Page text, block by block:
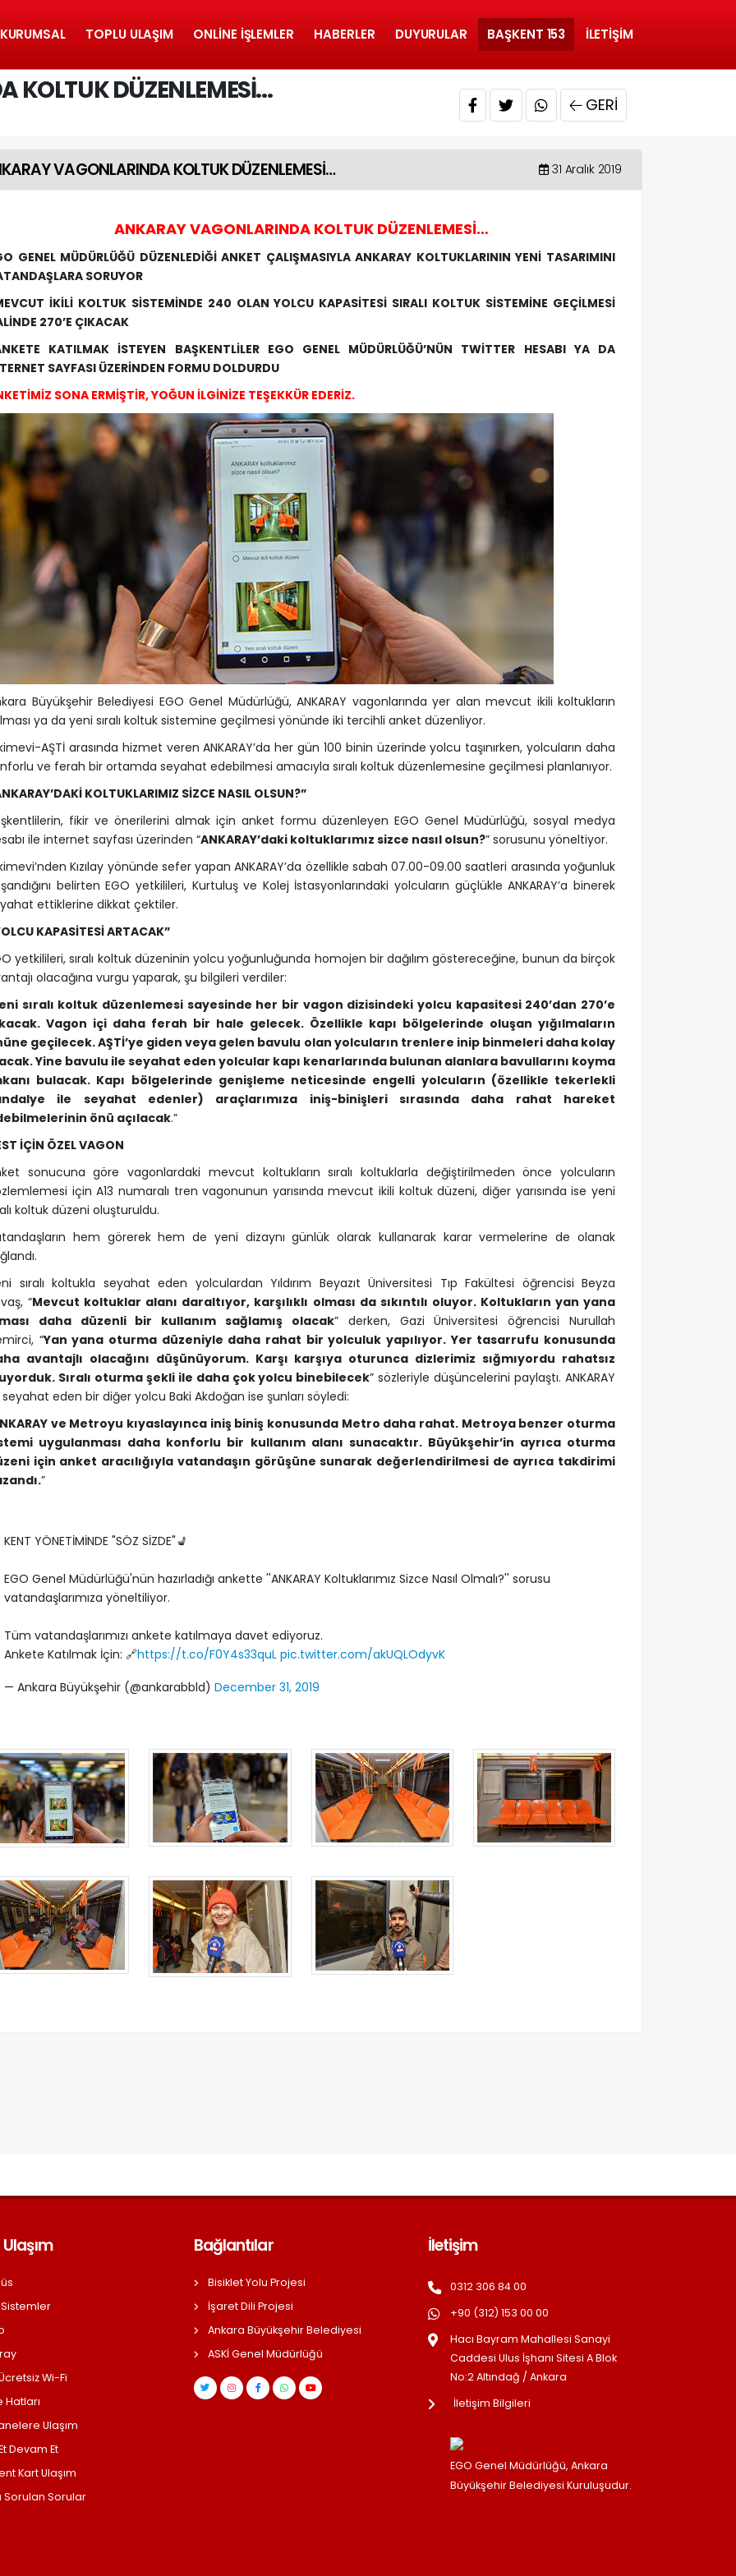
KURUMSAL TOPLU ULAŞIM ONLINE İŞLEMLER HABERLER DUYURULAR BAŞKENT 153 İLETIŞIM
KOLTUK DÜZENLEMESİ… GERI
VAGONLARINDA KOLTUK DÜZENLEMESİ… 31 Aralık 2019
ANKARAY VAGONLARINDA KOLTUK DÜZENLEMESİ…
GENEL MÜDÜRLÜĞÜ DÜZENLEDİĞİ ANKET ÇALIŞMASIYLA ANKARAY KOLTUKLARININ YENİ TASARIMINI
SORUYOR
İKİLİ KOLTUK SİSTEMİNDE 240 OLAN YOLCU KAPASİTESİ SIRALI KOLTUK SİSTEMİNE GEÇİLMESİ
270’E ÇIKACAK
KATILMAK İSTEYEN BAŞKENTLİLER EGO GENEL MÜDÜRLÜĞÜ’NÜN TWİTTER HESABI YA DA
SAYFASI ÜZERİNDEN FORMU DOLDURDU
SONA ERMİŞTİR, YOĞUN İLGİNİZE TEŞEKKÜR EDERİZ.
Büyükşehir Belediyesi EGO Genel Müdürlüğü, ANKARAY vagonlarında yer alan mevcut ikili koltukların
ya da yeni sıralı koltuk sistemine geçilmesi yönünde iki tercihli anket düzenliyor.
AŞTİ arasında hizmet veren ANKARAY’da her gün 100 binin üzerinde yolcu taşınırken, yolcuların daha
ve ferah bir ortamda seyahat edebilmesi amacıyla sıralı koltuk düzenlemesine geçilmesi planlanıyor.
KOLTUKLARIMIZ SİZCE NASIL OLSUN?”
fikir ve önerilerini almak için anket formu düzenleyen EGO Genel Müdürlüğü, sosyal medya
ile internet sayfası üzerinden “ANKARAY’daki koltuklarımız sizce nasıl olsun?” sorusunu yöneltiyor.
Kızılay yönünde sefer yapan ANKARAY’da özellikle sabah 07.00-09.00 saatleri arasında yoğunluk
belirten EGO yetkilileri, Kurtuluş ve Kolej İstasyonlarındaki yolcuların güçlükle ANKARAY’a binerek
ettiklerine dikkat çektiler.
KAPASİTESİ ARTACAK”
yetkilileri, sıralı koltuk düzeninin yolcu yoğunluğunda homojen bir dağılım göstereceğine, bunun da birçok
olacağına vurgu yaparak, şu bilgileri verdiler:
sıralı koltuk düzenlemesi sayesinde her bir vagon dizisindeki yolcu kapasitesi 240’dan 270’e
Vagon içi daha ferah bir hale gelecek. Özellikle kapı bölgelerinde oluşan yığılmaların
geçilecek. AŞTİ’ye giden veya gelen bavulu olan yolcuların trenlere inip binmeleri daha kolay
Yine bavulu ile seyahat eden yolcular kapı kenarlarında bulunan alanlara bavullarını koyma
bulacak. Kapı bölgelerinde genişleme neticesinde engelli yolcuların (özellikle tekerlekli
ile seyahat edenler) araçlarımıza iniş-binişleri sırasında daha rahat hareket
önü açılacak.”
İÇİN ÖZEL VAGON
sonucuna göre vagonlardaki mevcut koltukların sıralı koltuklarla değiştirilmeden önce yolcuların
için A13 numaralı tren vagonunun yarısında mevcut ikili koltuk düzeni, diğer yarısında ise yeni
koltuk düzeni oluşturuldu.
hem görerek hem de yeni dizaynı günlük olarak kullanarak karar vermelerine de olanak
sıralı koltukla seyahat eden yolculardan Yıldırım Beyazıt Üniversitesi Tıp Fakültesi öğrencisi Beyza
“Mevcut koltuklar alanı daraltıyor, karşılıklı olması da sıkıntılı oluyor. Koltukların yan yana
daha düzenli bir kullanım sağlamış olacak” derken, Gazi Üniversitesi öğrencisi Nurullah
“Yan yana oturma düzeniyle daha rahat bir yolculuk yapılıyor. Yer tasarrufu konusunda
avantajlı olacağını düşünüyorum. Karşı karşıya oturunca dizlerimiz sığmıyordu rahatsız
Sıralı oturma şekli ile daha çok yolcu binebilecek” sözleriyle düşüncelerini paylaştı. ANKARAY
eden bir diğer yolcu Baki Akdoğan ise şunları söyledi:
ve Metroyu kıyaslayınca iniş biniş konusunda Metro daha rahat. Metroya benzer oturma
uygulanması daha konforlu bir kullanım alanı sunacaktır. Büyükşehir’in ayrıca oturma
için anket aracılığıyla vatandaşın görüşüne sunarak değerlendirilmesi de ayrıca takdirimi
”
KENT YÖNETİMİNDE "SÖZ SİZDE"💺
EGO Genel Müdürlüğü'nün hazırladığı ankette ''ANKARAY Koltuklarımız Sizce Nasıl Olmalı?'' sorusu
vatandaşlarımıza yöneltiliyor.
Tüm vatandaşlarımızı ankete katılmaya davet ediyoruz.
Ankete Katılmak İçin: 🔗https://t.co/F0Y4s33quL pic.twitter.com/akUQLOdyvK
— Ankara Büyükşehir (@ankarabbld) December 31, 2019
Sistemler
Wi-Fi
Hatları
Ulaşım
Devam Et
Kart Ulaşım
Sorulan Sorular
Bağlantılar
Bisiklet Yolu Projesi
İşaret Dili Projesi
Ankara Büyükşehir Belediyesi
ASKİ Genel Müdürlüğü
İletişim
0312 306 84 00
+90 (312) 153 00 00
Hacı Bayram Mahallesi Sanayi
Caddesi Ulus İşhanı Sitesi A Blok
No:2 Altındağ / Ankara
İletişim Bilgileri
EGO Genel Müdürlüğü, Ankara
Büyükşehir Belediyesi Kuruluşudur.